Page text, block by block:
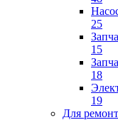
25
15
18
19
Для